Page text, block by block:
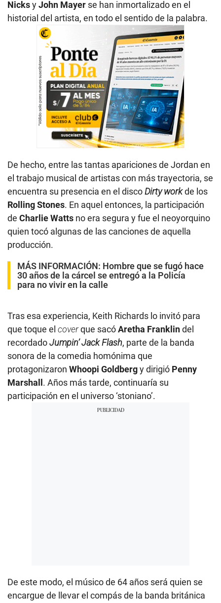
NicksyJohn Mayer se han inmortalizado en el
historial del artista, en todo el sentido de la palabra.
De hecho, entre las tantas apariciones de Jordan en
el trabajo musical de artistas con más trayectoria, se
encuentra su presencia en el discoDirty workde los
Rolling Stones. En aquel entonces, la participación
de Charlie Watts no era segura y fue el neoyorquino
quien tocó algunas de las canciones de aquella
producción.
MÁS INFORMACIÓN: Hombre que se fugó hace
30 años de la cárcel se entregó a la Policía
para no vivir en la calle
Tras esa experiencia, Keith Richards lo invitó para
que toque el coverque sacóAretha Franklindel
recordadoJumpin’ Jack Flash, parte de la banda
sonora de la comedia homónima que
protagonizaron Whoopi Goldbergy dirigió Penny
Marshall . Años más tarde, continuaría su
participación en el universo ‘stoniano’.
De este modo, el músico de 64 años será quien se
encargue de llevar el compás de la banda británica